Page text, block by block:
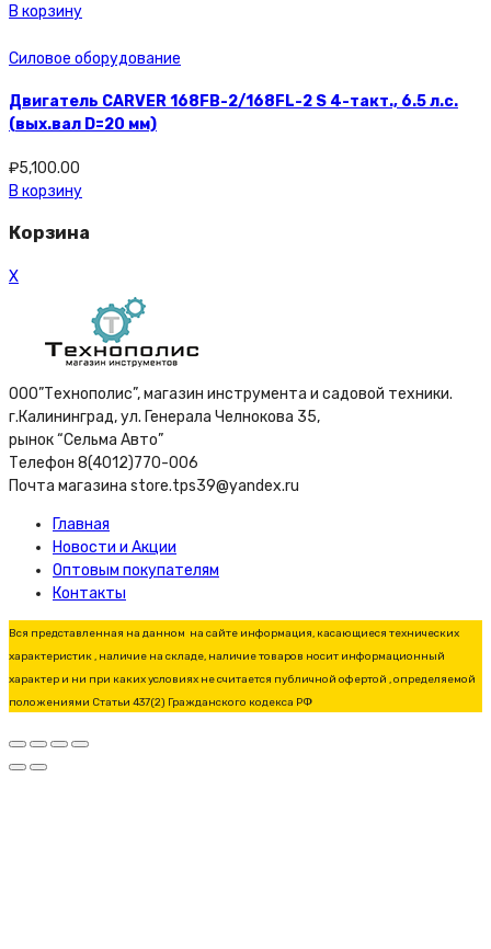
В корзину
Силовое оборудование
Двигатель CARVER 168FB-2/168FL-2 S 4-такт., 6.5 л.с.
(вых.вал D=20 мм)
₽5,100.00
В корзину
Корзина
X
ООО”Технополис”, магазин инструмента и садовой техники.
г.Калининград, ул. Генерала Челнокова 35,
рынок “Сельма Авто”
Телефон 8(4012)770-006
Почта магазина store.tps39@yandex.ru
Главная
Новости и Акции
Оптовым покупателям
Контакты
Вся представленная на данном на сайте информация, касающиеся технических
характеристик , наличие на складе, наличие товаров носит информационный
характер и ни при каких условиях не считается публичной офертой , определяемой
положениями Статьи 437(2) Гражданского кодекса РФ